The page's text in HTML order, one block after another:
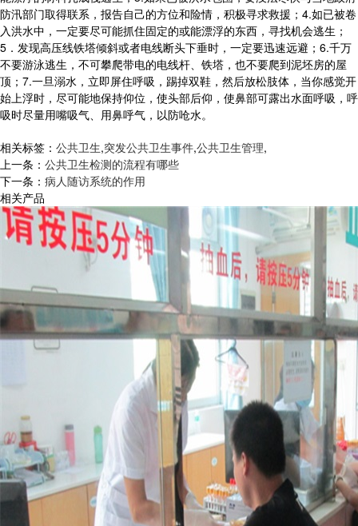
防汛部门取得联系，报告自己的方位和险情，积极寻求救援；4.如已被卷
入洪水中，一定要尽可能抓住固定的或能漂浮的东西，寻找机会逃生；
5．发现高压线铁塔倾斜或者电线断头下垂时，一定要迅速远避；6.千万
不要游泳逃生，不可攀爬带电的电线杆、铁塔，也不要爬到泥坯房的屋
顶；7.一旦溺水，立即屏住呼吸，踢掉双鞋，然后放松肢体，当你感觉开
始上浮时，尽可能地保持仰位，使头部后仰，使鼻部可露出水面呼吸，呼
吸时尽量用嘴吸气、用鼻呼气，以防呛水。
相关标签： 公共卫生,突发公共卫生事件,公共卫生管理,
上一条： 公共卫生检测的流程有哪些
下一条： 病人随访系统的作用
相关产品